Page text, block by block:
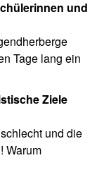
Tage lang ein
und die
Warum